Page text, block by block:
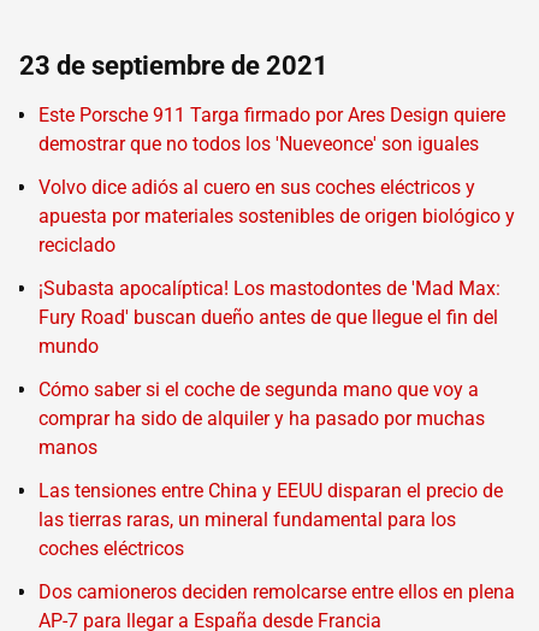
23 de septiembre de 2021
Este Porsche 911 Targa firmado por Ares Design quiere
demostrar que no todos los 'Nueveonce' son iguales
Volvo dice adiós al cuero en sus coches eléctricos y
apuesta por materiales sostenibles de origen biológico y
reciclado
¡Subasta apocalíptica! Los mastodontes de 'Mad Max:
Fury Road' buscan dueño antes de que llegue el fin del
mundo
Cómo saber si el coche de segunda mano que voy a
comprar ha sido de alquiler y ha pasado por muchas
manos
Las tensiones entre China y EEUU disparan el precio de
las tierras raras, un mineral fundamental para los
coches eléctricos
Dos camioneros deciden remolcarse entre ellos en plena
AP-7 para llegar a España desde Francia